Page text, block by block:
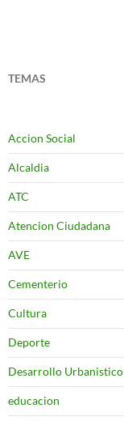
TEMAS
Accion Social
Alcaldia
ATC
Atencion Ciudadana
AVE
Cementerio
Cultura
Deporte
Desarrollo Urbanistico
educacion